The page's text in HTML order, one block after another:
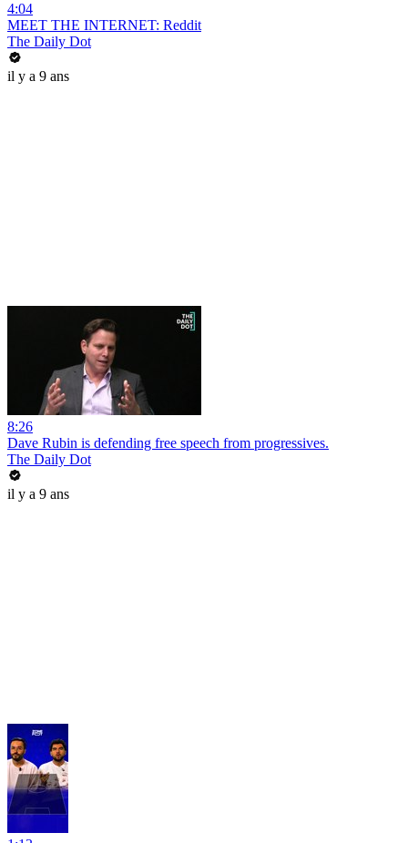
4:04
MEET THE INTERNET: Reddit
The Daily Dot
il y a 9 ans
8:26
Dave Rubin is defending free speech from progressives.
The Daily Dot
il y a 9 ans